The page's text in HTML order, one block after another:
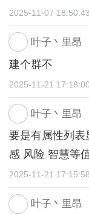
了还是没拿的困
2025-11-07 18:50:43
叶子丶里昂
建个群不
2025-11-21 17:18:00
叶子丶里昂
要是有属性列
感 风险 智慧等
2025-11-21 17:15:58
叶子丶里昂